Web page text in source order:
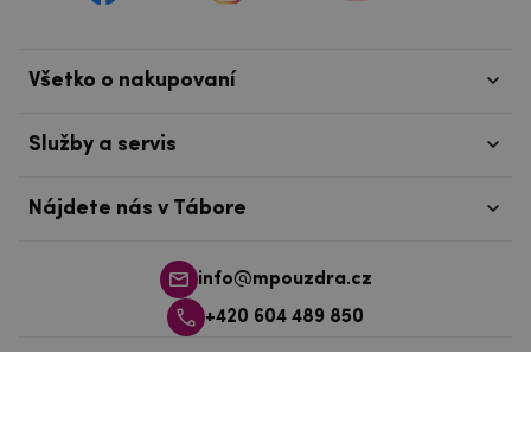
info@mpouzdra.cz
+420 604 489 850
Všetko o nakupovaní
Služby a servis
Nájdete nás v Tábore